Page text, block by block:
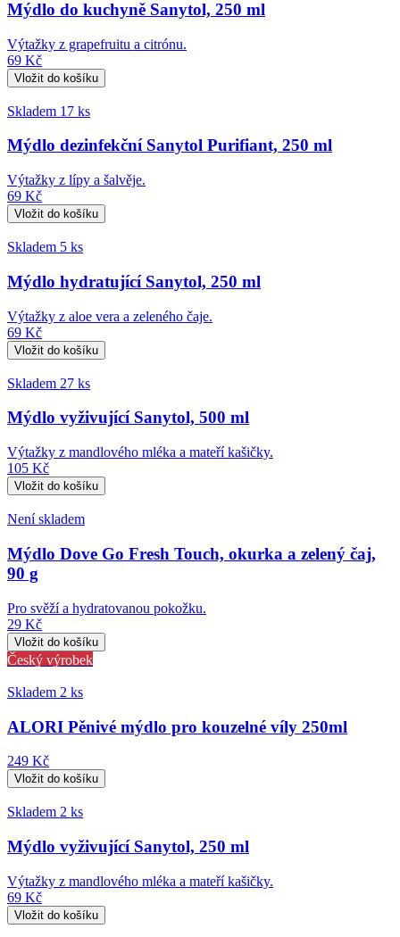
Mýdlo do kuchyně Sanytol, 250 ml
Výtažky z grapefruitu a citrónu.
69 Kč
Skladem 17 ks
Mýdlo dezinfekční Sanytol Purifiant, 250 ml
Výtažky z lípy a šalvěje.
69 Kč
Skladem 5 ks
Mýdlo hydratující Sanytol, 250 ml
Výtažky z aloe vera a zeleného čaje.
69 Kč
Skladem 27 ks
Mýdlo vyživující Sanytol, 500 ml
Výtažky z mandlového mléka a mateří kašičky.
105 Kč
Není skladem
Mýdlo Dove Go Fresh Touch, okurka a zelený čaj,
90 g
Pro svěží a hydratovanou pokožku.
29 Kč
Český výrobek
Skladem 2 ks
ALORI Pěnivé mýdlo pro kouzelné víly 250ml
249 Kč
Skladem 2 ks
Mýdlo vyživující Sanytol, 250 ml
Výtažky z mandlového mléka a mateří kašičky.
69 Kč